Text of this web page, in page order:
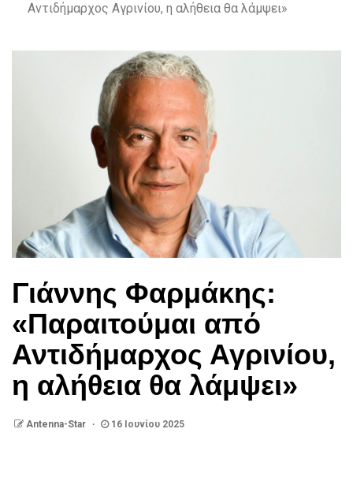
Αντιδήμαρχος Αγρινίου, η αλήθεια θα λάμψει»
Γιάννης Φαρμάκης:
«Παραιτούμαι από
Αντιδήμαρχος Αγρινίου,
η αλήθεια θα λάμψει»
Antenna-Star 16 Ιουνίου 2025